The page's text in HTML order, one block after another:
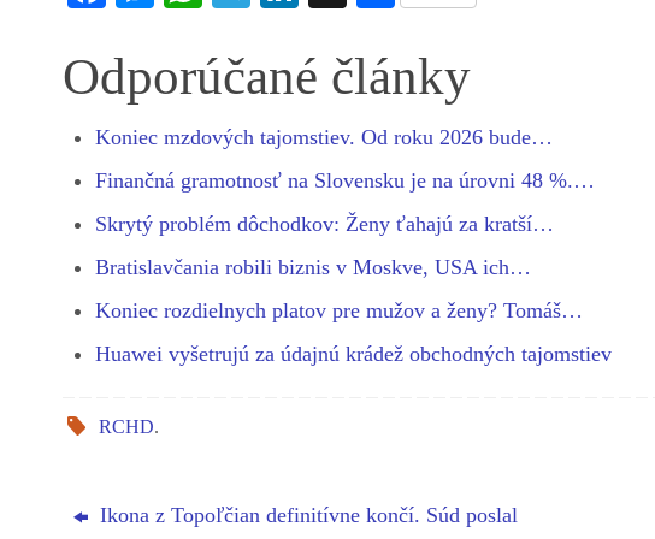
bo
ok
se
ng
er
ts
A
pp
gr
a
m
ed
In
re
Odporúčané články
Koniec mzdových tajomstiev. Od roku 2026 bude…
Finančná gramotnosť na Slovensku je na úrovni 48 %.…
Skrytý problém dôchodkov: Ženy ťahajú za kratší…
Bratislavčania robili biznis v Moskve, USA ich…
Koniec rozdielnych platov pre mužov a ženy? Tomáš…
Huawei vyšetrujú za údajnú krádež obchodných tajomstiev
RCHD.
Ikona z Topoľčian definitívne končí. Súd poslal